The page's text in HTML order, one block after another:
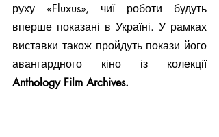
руху «Fluxus», чиї роботи будуть
вперше показані в Україні. У рамках
виставки також пройдуть покази його
авангардного кіно із колекції
Anthology Film Archives.